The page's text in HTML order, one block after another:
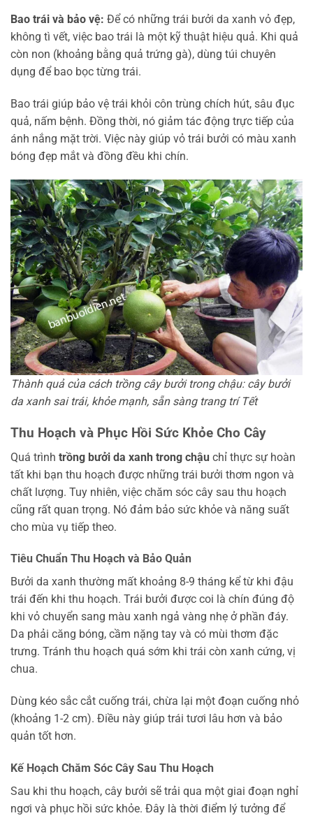
Bao trái và bảo vệ: Để có những trái bưởi da xanh vỏ đẹp,
không tì vết, việc bao trái là một kỹ thuật hiệu quả. Khi quả
còn non (khoảng bằng quả trứng gà), dùng túi chuyên
dụng để bao bọc từng trái.
Bao trái giúp bảo vệ trái khỏi côn trùng chích hút, sâu đục
quả, nấm bệnh. Đồng thời, nó giảm tác động trực tiếp của
ánh nắng mặt trời. Việc này giúp vỏ trái bưởi có màu xanh
bóng đẹp mắt và đồng đều khi chín.
Thành quả của cách trồng cây bưởi trong chậu: cây bưởi
da xanh sai trái, khỏe mạnh, sẵn sàng trang trí Tết
Thu Hoạch và Phục Hồi Sức Khỏe Cho Cây
Quá trình trồng bưởi da xanh trong chậu chỉ thực sự hoàn
tất khi bạn thu hoạch được những trái bưởi thơm ngon và
chất lượng. Tuy nhiên, việc chăm sóc cây sau thu hoạch
cũng rất quan trọng. Nó đảm bảo sức khỏe và năng suất
cho mùa vụ tiếp theo.
Tiêu Chuẩn Thu Hoạch và Bảo Quản
Bưởi da xanh thường mất khoảng 8-9 tháng kể từ khi đậu
trái đến khi thu hoạch. Trái bưởi được coi là chín đúng độ
khi vỏ chuyển sang màu xanh ngả vàng nhẹ ở phần đáy.
Da phải căng bóng, cầm nặng tay và có mùi thơm đặc
trưng. Tránh thu hoạch quá sớm khi trái còn xanh cứng, vị
chua.
Dùng kéo sắc cắt cuống trái, chừa lại một đoạn cuống nhỏ
(khoảng 1-2 cm). Điều này giúp trái tươi lâu hơn và bảo
quản tốt hơn.
Kế Hoạch Chăm Sóc Cây Sau Thu Hoạch
Sau khi thu hoạch, cây bưởi sẽ trải qua một giai đoạn nghỉ
ngơi và phục hồi sức khỏe. Đây là thời điểm lý tưởng để